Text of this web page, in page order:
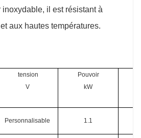
il est résistant à
aux hautes températures.
tension
V
Pouvoir
kW
Personnalisable 1.1